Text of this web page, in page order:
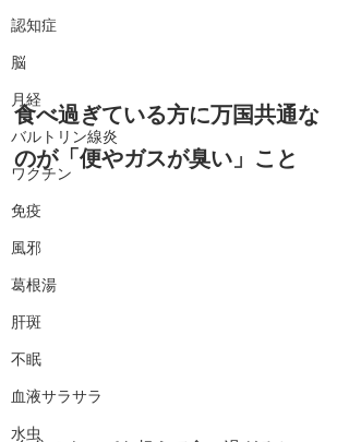
認知症
脳
月経
バルトリン線炎
ワクチン
免疫
風邪
葛根湯
肝斑
不眠
血液サラサラ
水虫
食べ過ぎている方に万国共通な
のが「便やガスが臭い」こと